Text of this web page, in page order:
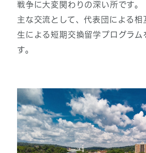
戦争に大変関わりの深い所です。
主な交流として、代表団による相
生による短期交換留学プログラム
す。